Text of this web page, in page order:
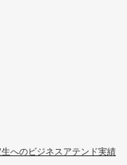
へのビジネスアテンド実績